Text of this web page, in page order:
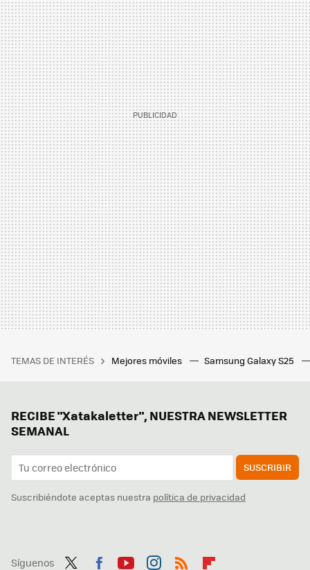
TEMAS DE INTERÉS Mejores móviles Samsung Galaxy S25
RECIBE "Xatakaletter", NUESTRA NEWSLETTER
SEMANAL
SUSCRIBIR
Suscribiéndote aceptas nuestra política de privacidad
Síguenos